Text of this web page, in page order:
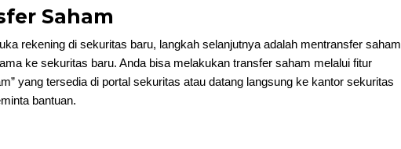
Saham
rekening di sekuritas baru, langkah selanjutnya adalah mentransfer saham
ke sekuritas baru. Anda bisa melakukan transfer saham melalui fitur
yang tersedia di portal sekuritas atau datang langsung ke kantor sekuritas
bantuan.